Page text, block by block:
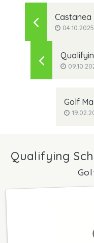
Castanea
04.10.2025
Golf
Qualifying